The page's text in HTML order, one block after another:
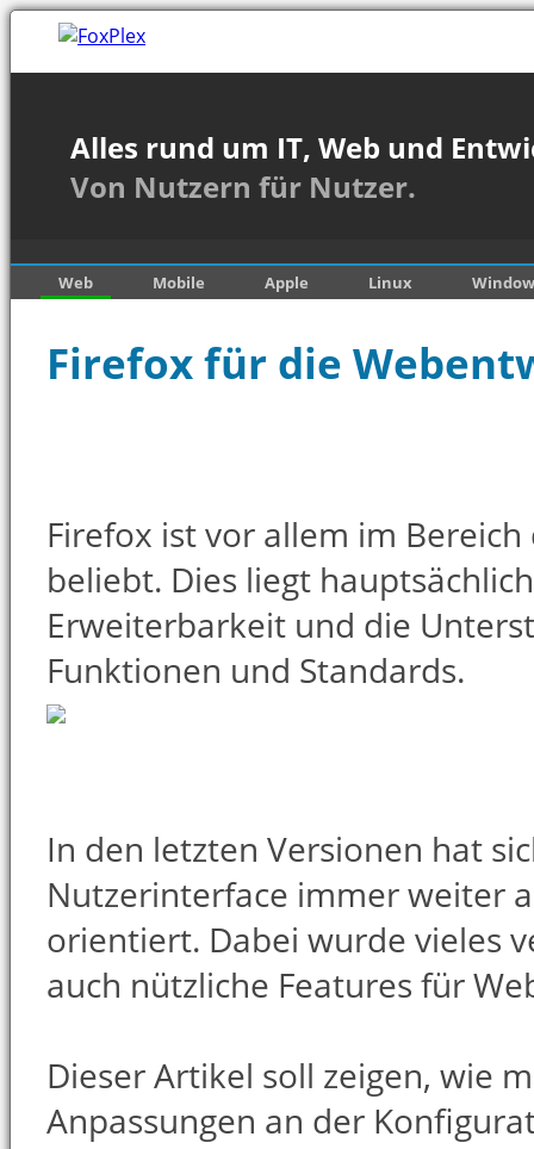
Alles rund um IT, Web und
Von Nutzern für Nutzer.
Web Mobile Apple Linux
Firefox für die
Firefox ist vor allem im
beliebt. Dies liegt
Erweiterbarkeit und die
Funktionen und Standards.
In den letzten Versionen hat
Nutzerinterface immer weiter
orientiert. Dabei wurde vieles
auch nützliche Features für
Dieser Artikel soll zeigen, wie
Anpassungen an der